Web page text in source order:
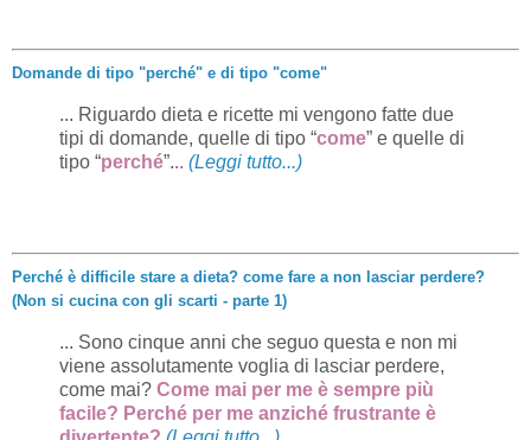
Domande di tipo "perché" e di tipo "come"
... Riguardo dieta e ricette mi vengono fatte due
tipi di domande, quelle di tipo “come” e quelle di
tipo “perché”... (Leggi tutto...)
Perché è difficile stare a dieta? come fare a non lasciar perdere?
(Non si cucina con gli scarti - parte 1)
... Sono cinque anni che seguo questa e non mi
viene assolutamente voglia di lasciar perdere,
come mai? Come mai per me è sempre più
facile? Perché per me anziché frustrante è